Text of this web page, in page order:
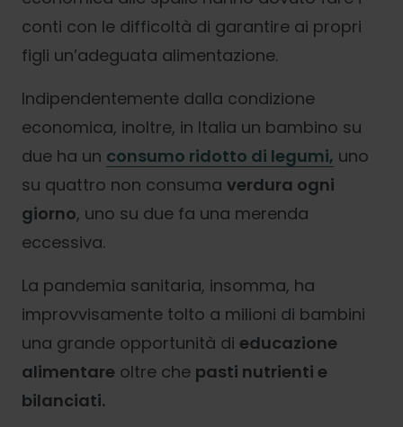
conti con le difficoltà di garantire ai propri
figli un’adeguata alimentazione.
Indipendentemente dalla condizione
economica, inoltre, in Italia un bambino su
due ha un consumo ridotto di legumi, uno
su quattro non consuma verdura ogni
giorno, uno su due fa una merenda
eccessiva.
La pandemia sanitaria, insomma, ha
improvvisamente tolto a milioni di bambini
una grande opportunità di educazione
alimentare oltre che pasti nutrienti e
bilanciati.